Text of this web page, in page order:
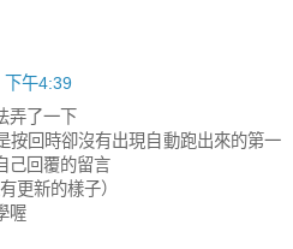
下午4:39
弄了一下
按回時卻沒有出現自動跑出來的第一
己回覆的留言
更新的樣子）
喔